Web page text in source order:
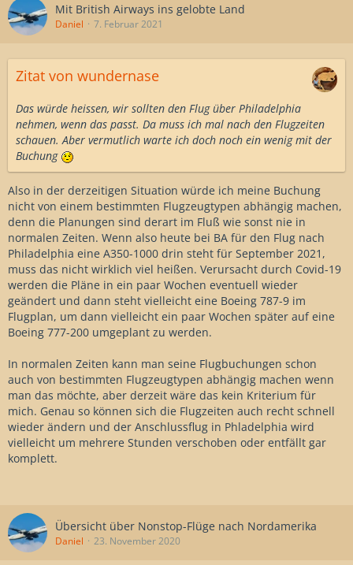
Mit British Airways ins gelobte Land
Daniel 7. Februar 2021
Zitat von wundernase
Das würde heissen, wir sollten den Flug über Philadelphia
nehmen, wenn das passt. Da muss ich mal nach den Flugzeiten
schauen. Aber vermutlich warte ich doch noch ein wenig mit der
Buchung
Also in der derzeitigen Situation würde ich meine Buchung
nicht von einem bestimmten Flugzeugtypen abhängig machen,
denn die Planungen sind derart im Fluß wie sonst nie in
normalen Zeiten. Wenn also heute bei BA für den Flug nach
Philadelphia eine A350-1000 drin steht für September 2021,
muss das nicht wirklich viel heißen. Verursacht durch Covid-19
werden die Pläne in ein paar Wochen eventuell wieder
geändert und dann steht vielleicht eine Boeing 787-9 im
Flugplan, um dann vielleicht ein paar Wochen später auf eine
Boeing 777-200 umgeplant zu werden.
In normalen Zeiten kann man seine Flugbuchungen schon
auch von bestimmten Flugzeugtypen abhängig machen wenn
man das möchte, aber derzeit wäre das kein Kriterium für
mich. Genau so können sich die Flugzeiten auch recht schnell
wieder ändern und der Anschlussflug in Phladelphia wird
vielleicht um mehrere Stunden verschoben oder entfällt gar
komplett.
Übersicht über Nonstop-Flüge nach Nordamerika
Daniel 23. November 2020